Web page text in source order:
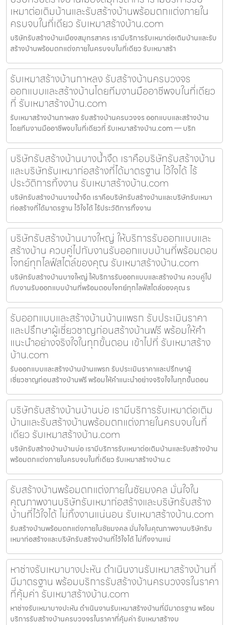
เหมาต่อเติมบ้านและรับสร้างบ้านพร้อมตกแต่งภายใน
ครบจบในที่เดียว รับเหมาสร้างบ้าน.com
บริษัทรับสร้างบ้านเมืองสมุทรสาคร เรามีบริการรับเหมาต่อเติมบ้านและรับ
สร้างบ้านพร้อมตกแต่งภายในครบจบในที่เดียว รับเหมาสร้า
รับเหมาสร้างบ้านกาหลง รับสร้างบ้านครบวงจร
ออกแบบและสร้างบ้านโดยทีมงานมืออาชีพจบในที่เดียว
ที่ รับเหมาสร้างบ้าน.com
รับเหมาสร้างบ้านกาหลง รับสร้างบ้านครบวงจร ออกแบบและสร้างบ้าน
โดยทีมงานมืออาชีพจบในที่เดียวที่ รับเหมาสร้างบ้าน.com — บริก
บริษัทรับสร้างบ้านบางน้ำจืด เราคือบริษัทรับสร้างบ้าน
และบริษัทรับเหมาก่อสร้างที่ได้มาตรฐาน ไว้ใจได้ ไร้
ประวัติการทิ้งงาน รับเหมาสร้างบ้าน.com
บริษัทรับสร้างบ้านบางน้ำจืด เราคือบริษัทรับสร้างบ้านและบริษัทรับเหมา
ก่อสร้างที่ได้มาตรฐาน ไว้ใจได้ ไร้ประวัติการทิ้งงาน
บริษัทรับสร้างบ้านบางใหญ่ ให้บริการรับออกแบบและ
สร้างบ้าน ควบคู่ไปกับงานรับออกแบบบ้านที่พร้อมตอบ
โจทย์ทุกไลฟ์สไตล์ของคุณ รับเหมาสร้างบ้าน.com
บริษัทรับสร้างบ้านบางใหญ่ ให้บริการรับออกแบบและสร้างบ้าน ควบคู่ไป
กับงานรับออกแบบบ้านที่พร้อมตอบโจทย์ทุกไลฟ์สไตล์ของคุณ ร
รับออกแบบและสร้างบ้านบ้านแพรก รับประเมินราคา
และปรึกษาผู้เชี่ยวชาญก่อนสร้างบ้านฟรี พร้อมให้คำ
แนะนำอย่างจริงใจในทุกขั้นตอน เข้าไปที่ รับเหมาสร้าง
บ้าน.com
รับออกแบบและสร้างบ้านบ้านแพรก รับประเมินราคาและปรึกษาผู้
เชี่ยวชาญก่อนสร้างบ้านฟรี พร้อมให้คำแนะนำอย่างจริงใจในทุกขั้นตอน
บริษัทรับสร้างบ้านบ้านบ่อ เรามีบริการรับเหมาต่อเติม
บ้านและรับสร้างบ้านพร้อมตกแต่งภายในครบจบในที่
เดียว รับเหมาสร้างบ้าน.com
บริษัทรับสร้างบ้านบ้านบ่อ เรามีบริการรับเหมาต่อเติมบ้านและรับสร้างบ้าน
พร้อมตกแต่งภายในครบจบในที่เดียว รับเหมาสร้างบ้าน.c
รับสร้างบ้านพร้อมตกแต่งภายในชัยมงคล มั่นใจใน
คุณภาพงานบริษัทรับเหมาก่อสร้างและบริษัทรับสร้าง
บ้านที่ไว้ใจได้ ไม่ทิ้งงานแน่นอน รับเหมาสร้างบ้าน.com
รับสร้างบ้านพร้อมตกแต่งภายในชัยมงคล มั่นใจในคุณภาพงานบริษัทรับ
เหมาก่อสร้างและบริษัทรับสร้างบ้านที่ไว้ใจได้ ไม่ทิ้งงานแน่
หาช่างรับเหมาบางปะหัน ดำเนินงานรับเหมาสร้างบ้านที่
มีมาตรฐาน พร้อมบริการรับสร้างบ้านครบวงจรในราคา
ที่คุ้มค่า รับเหมาสร้างบ้าน.com
หาช่างรับเหมาบางปะหัน ดำเนินงานรับเหมาสร้างบ้านที่มีมาตรฐาน พร้อม
บริการรับสร้างบ้านครบวงจรในราคาที่คุ้มค่า รับเหมาสร้างบ